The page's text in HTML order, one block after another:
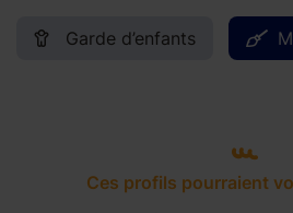
Garde d’enfants
Ces profils pourraient